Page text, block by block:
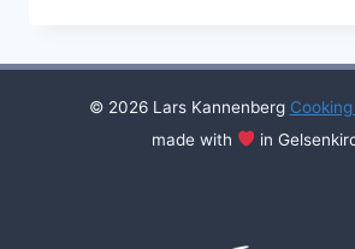
© 2026 Lars Kannenberg
made with
in